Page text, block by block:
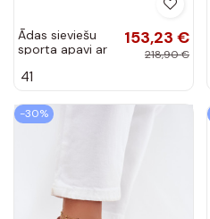
Ādas sieviešu
sporta apavi ar
"Zazoo" 3775
krāsā
153,23 €
218,90 €
41
-30%